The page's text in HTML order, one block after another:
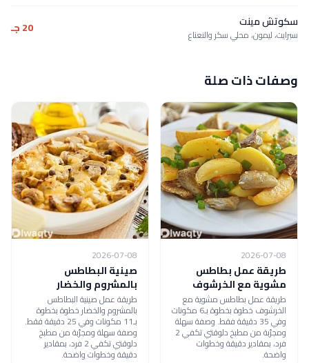
سكوتش مينت
سبرايت، ليمون، محلي سكر والنعناع 20 جـ
وصفات ذات صلة
2026-07-08
طريقة عمل بطاطس
مشوية مع الخرشوف
طريقة عمل بطاطس مشوية مع
الخرشوف خطوة بخطوة بـ6 مكونات
وفي 35 دقيقة فقط. وصفة سهلة
ومجرّبة من مطبخ دلوقتي تكفي 2
فرد، بمقادير دقيقة وخطوات
واضحة.
2026-07-08
صينية البطاطس
بالمشروم والخضار
طريقة عمل صينية البطاطس
بالمشروم والخضار خطوة بخطوة
بـ11 مكونات وفي 25 دقيقة فقط.
وصفة سهلة ومجرّبة من مطبخ
دلوقتي تكفي 2 فرد، بمقادير
دقيقة وخطوات واضحة.